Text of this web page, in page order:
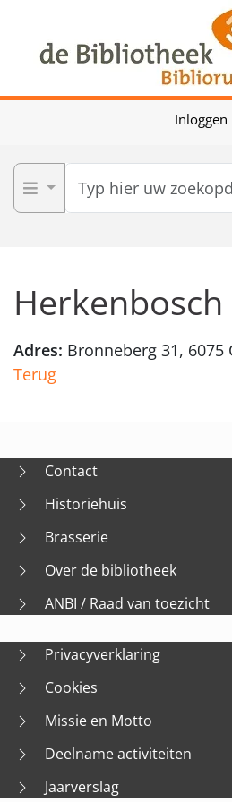
Skip to main content
Inloggen
Herkenbosch
Adres: Bronneberg 31, 6075
Terug
Contact
Historiehuis
Brasserie
Over de bibliotheek
ANBI / Raad van toezicht
Privacyverklaring
Cookies
Missie en Motto
Deelname activiteiten
Jaarverslag